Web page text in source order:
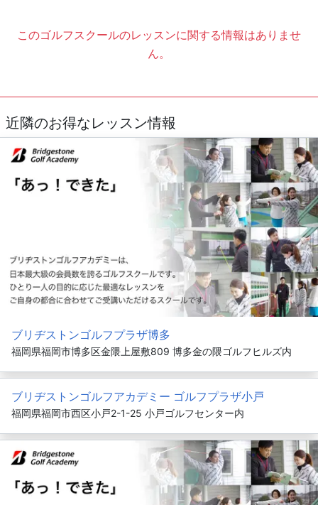
このゴルフスクールのレッスンに関する情報はありませ
ん。
近隣のお得なレッスン情報
ブリヂストンゴルフプラザ博多
福岡県福岡市博多区金隈上屋敷809 博多金の隈ゴルフヒルズ内
ブリヂストンゴルフアカデミー ゴルフプラザ小戸
福岡県福岡市西区小戸2-1-25 小戸ゴルフセンター内